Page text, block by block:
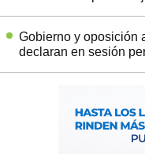
Gobierno y oposición
declaran en sesión